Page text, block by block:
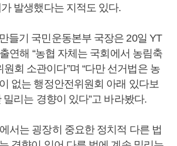
발생했다는 지적도 있다.
들기 국민운동본부 국장은 20일 YT
출연해 “농협 자체는 국회에서 농림축
회 소관이다”며 “다만 선거법은 농
없는 행정안전위원회 아래 있다보
밀리는 경향이 있다”고 바라봤다.
서는 굉장히 중요한 정치적 다른 법